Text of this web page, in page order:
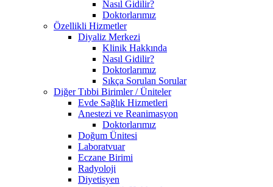
Nasıl Gidilir?
Doktorlarımız
Özellikli Hizmetler
Diyaliz Merkezi
Klinik Hakkında
Nasıl Gidilir?
Doktorlarımız
Sıkça Sorulan Sorular
Diğer Tıbbi Birimler / Üniteler
Evde Sağlık Hizmetleri
Anestezi ve Reanimasyon
Doktorlarımız
Doğum Ünitesi
Laboratvuar
Eczane Birimi
Radyoloji
Diyetisyen